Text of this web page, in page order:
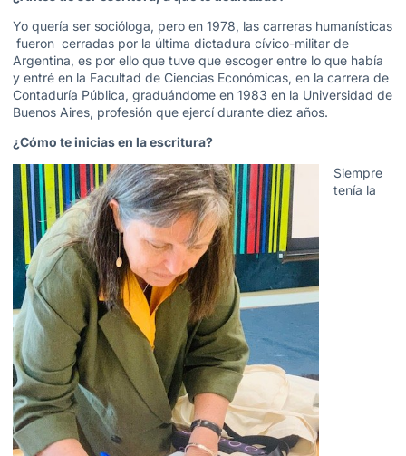
Yo quería ser socióloga, pero en 1978, las carreras humanísticas
fueron cerradas por la última dictadura cívico-militar de
Argentina, es por ello que tuve que escoger entre lo que había
y entré en la Facultad de Ciencias Económicas, en la carrera de
Contaduría Pública, graduándome en 1983 en la Universidad de
Buenos Aires, profesión que ejercí durante diez años.
¿Cómo te inicias en la escritura?
Siempre
tenía la